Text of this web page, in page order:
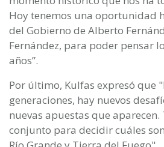
Hoy tenemos una oportunidad
del Gobierno de Alberto
Fernández, para poder pensar
años”.
Por último, Kulfas expresó que
generaciones, hay nuevos
nuevas apuestas que
conjunto para decidir cuáles